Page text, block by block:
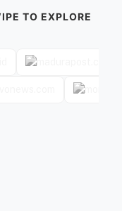
TO EXPLORE